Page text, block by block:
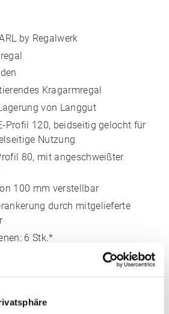
by Regalwerk
Kragarmregal
von Langgut
Profil 120, beidseitig gelocht für
Nutzung
80, mit angeschweißter
100 mm verstellbar
durch mitgelieferte
6 Stk.*
*